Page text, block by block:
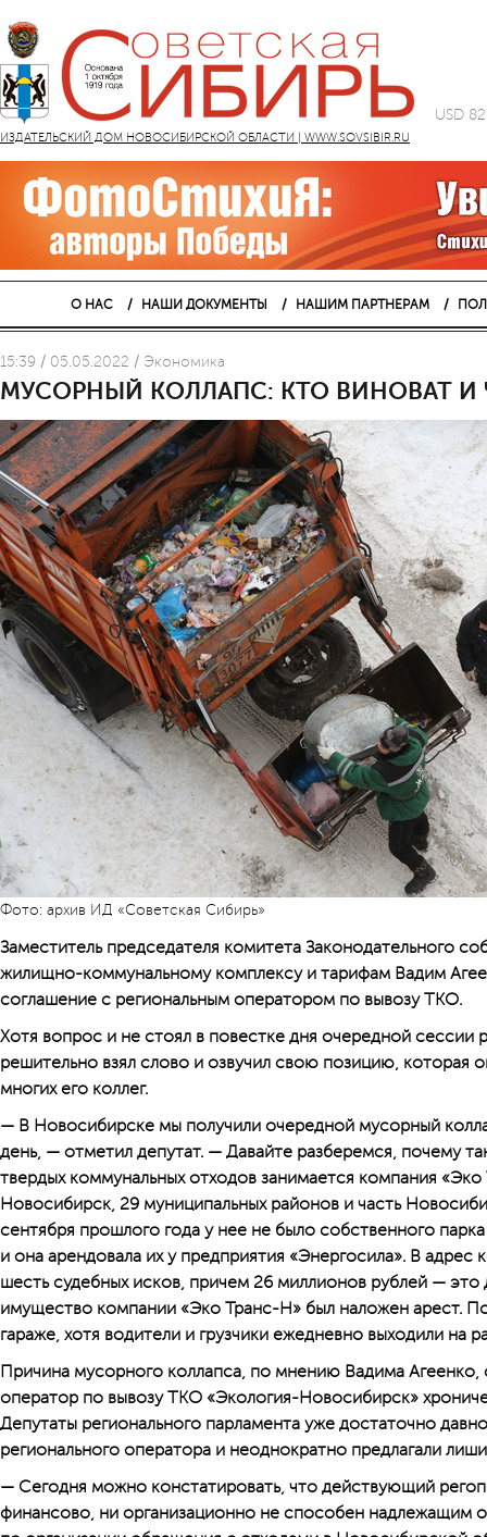
ИЗДАТЕЛЬСКИЙ ДОМ НОВОСИБИРСКОЙ ОБЛАСТИ | WWW.SOVSIBIR.RU
USD
О НАС НАШИ ДОКУМЕНТЫ НАШИМ ПАРТНЕРАМ
15:39 / 05.05.2022 / Экономика
МУСОРНЫЙ КОЛЛАПС: КТО ВИНОВАТ И
Фото: архив ИД «Советская Сибирь»
Заместитель председателя комитета Законодательного
жилищно-коммунальному комплексу и тарифам Вадим
соглашение с региональным оператором по вывозу ТКО.
Хотя вопрос и не стоял в повестке дня очередной сессии
решительно взял слово и озвучил свою позицию, которая
многих его коллег.
— В Новосибирске мы получили очередной мусорный
день, — отметил депутат. — Давайте разберемся, почему
твердых коммунальных отходов занимается компания
Новосибирск, 29 муниципальных районов и часть
сентября прошлого года у нее не было собственного
и она арендовала их у предприятия «Энергосила». В
шесть судебных исков, причем 26 миллионов рублей — это
имущество компании «Эко Транс-Н» был наложен арест.
гараже, хотя водители и грузчики ежедневно выходили на
Причина мусорного коллапса, по мнению Вадима Агеенко,
оператор по вывозу ТКО «Экология-Новосибирск»
Депутаты регионального парламента уже достаточно
регионального оператора и неоднократно предлагали
— Сегодня можно констатировать, что действующий
финансово, ни организационно не способен надлежащим